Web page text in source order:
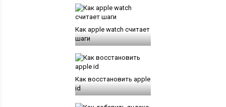
Как apple watch считает
шаги
Как восстановить apple
id